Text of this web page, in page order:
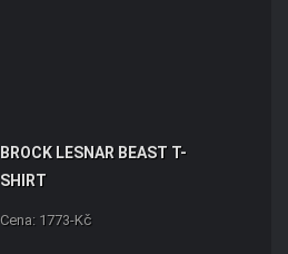
BROCK LESNAR BEAST T-
SHIRT
Cena: 1773-Kč